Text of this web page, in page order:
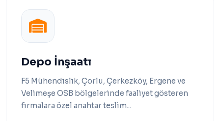
Depo İnşaatı
F5 Mühendislik, Çorlu, Çerkezköy, Ergene ve
Velimeşe OSB bölgelerinde faaliyet gösteren
firmalara özel anahtar teslim...